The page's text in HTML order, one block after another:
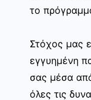
το
Στόχος μας
εγγυημένη
σας μέσα
όλες τις